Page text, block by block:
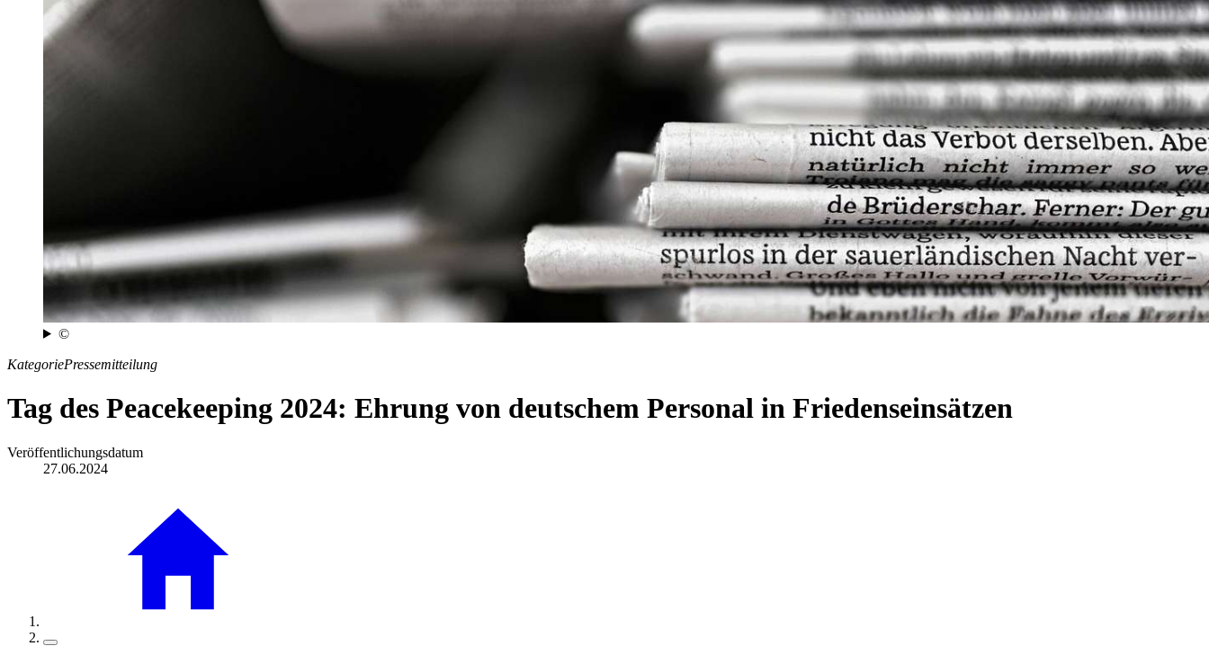
©
KategoriePressemitteilung
Tag des Peacekeeping 2024: Ehrung von deutschem Personal in Friedenseinsätzen
Veröffentlichungsdatum
27.06.2024